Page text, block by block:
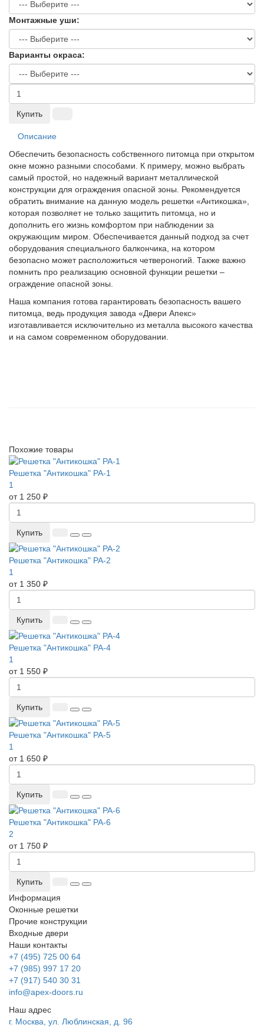
Монтажные уши:
Варианты окраса:
Купить
Описание
Обеспечить безопасность собственного питомца при открытом
окне можно разными способами. К примеру, можно выбрать
самый простой, но надежный вариант металлической
конструкции для ограждения опасной зоны. Рекомендуется
обратить внимание на данную модель решетки «Антикошка»,
которая позволяет не только защитить питомца, но и
дополнить его жизнь комфортом при наблюдении за
окружающим миром. Обеспечивается данный подход за счет
оборудования специального балкончика, на котором
безопасно может расположиться четвероногий. Также важно
помнить про реализацию основной функции решетки –
ограждение опасной зоны.
Наша компания готова гарантировать безопасность вашего
питомца, ведь продукция завода «Двери Апекс»
изготавливается исключительно из металла высокого качества
и на самом современном оборудовании.
Похожие товары
Решетка "Антикошка" РА-1
1
от 1 250 ₽
Купить
Решетка "Антикошка" РА-2
1
от 1 350 ₽
Купить
Решетка "Антикошка" РА-4
1
от 1 550 ₽
Купить
Решетка "Антикошка" РА-5
1
от 1 650 ₽
Купить
Решетка "Антикошка" РА-6
2
от 1 750 ₽
Купить
Информация
Оконные решетки
Прочие конструкции
Входные двери
Наши контакты
+7 (495) 725 00 64
+7 (985) 997 17 20
+7 (917) 540 30 31
info@apex-doors.ru
Наш адрес
г. Москва, ул. Люблинская, д. 96